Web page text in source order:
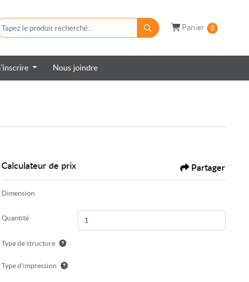
Panier
Panier 0
Nous joindre
Calculateur de prix Partager
Dimension
Quantité
Type de structure
Type d'impression